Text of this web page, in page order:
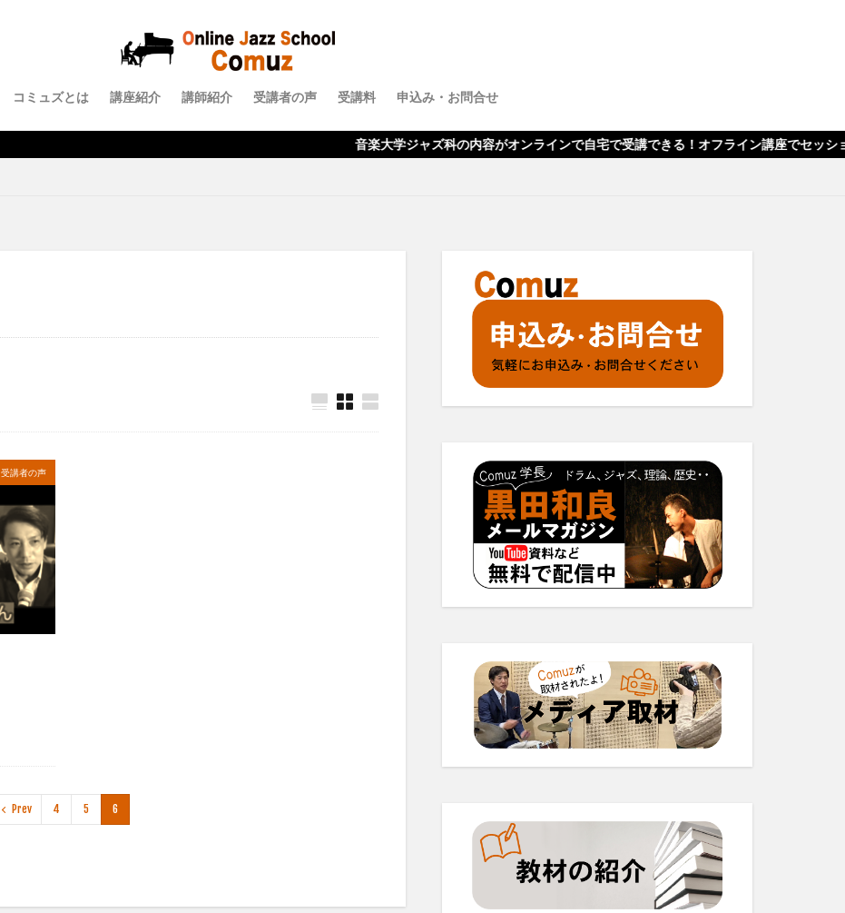
コミュズとは 講座紹介 講師紹介 受講者の声 受講料 申込み・お問合せ
音楽大学ジャズ科の内容がオンラインで自宅で受講できる！オフライン講座でセッション指導もあり
受講者の声
Prev 4 5 6